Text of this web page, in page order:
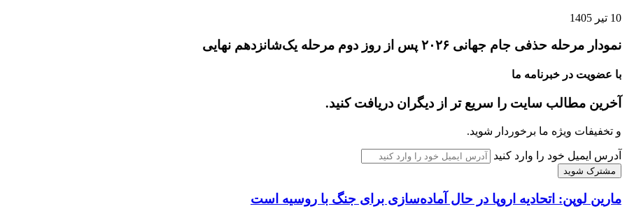
10 تیر 1405
نمودار مرحله حذفی جام جهانی ۲۰۲۶ پس از روز دوم مرحله یک‌شانزدهم نهایی
با عضویت در خبرنامه ما
آخرین مطالب سایت را سریع تر از دیگران دریافت کنید.
و تخفیفات ویژه ما برخوردار شوید.
آدرس ایمیل خود را وارد کنید
مارین لوپن: اتحادیه اروپا در حال آماده‌سازی برای جنگ با روسیه است